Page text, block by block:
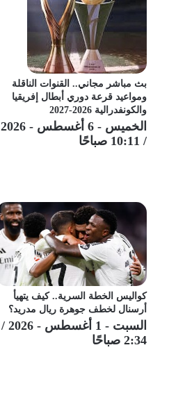
بث مباشر مجاني.. القنوات الناقلة
ومواعيد قرعة دوري أبطال إفريقيا
والكونفدرالية 2026-2027
الخميس - 6 أغسطس - 2026
/ 10:11 صباحًا
كواليس الخطة السرية.. كيف يتهيأ
أرسنال لخطف جوهرة ريال مدريد؟
السبت - 1 أغسطس - 2026 /
2:34 صباحًا